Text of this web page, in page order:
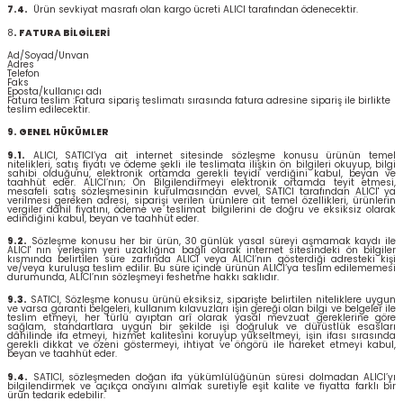
7.4. Ürün sevkiyat masrafı olan kargo ücreti ALICI tarafından ödenecektir.
8. FATURA BİLGİLERİ
Ad/Soyad/Unvan
Adres
Telefon
Faks
Eposta/kullanıcı adı
Fatura teslim :Fatura sipariş teslimatı sırasında fatura adresine sipariş ile birlikte
teslim edilecektir.
9. GENEL HÜKÜMLER
9.1. ALICI, SATICI’ya ait internet sitesinde sözleşme konusu ürünün temel
nitelikleri, satış fiyatı ve ödeme şekli ile teslimata ilişkin ön bilgileri okuyup, bilgi
sahibi olduğunu, elektronik ortamda gerekli teyidi verdiğini kabul, beyan ve
taahhüt eder. ALICI’nın; Ön Bilgilendirmeyi elektronik ortamda teyit etmesi,
mesafeli satış sözleşmesinin kurulmasından evvel, SATICI tarafından ALICI' ya
verilmesi gereken adresi, siparişi verilen ürünlere ait temel özellikleri, ürünlerin
vergiler dâhil fiyatını, ödeme ve teslimat bilgilerini de doğru ve eksiksiz olarak
edindiğini kabul, beyan ve taahhüt eder.
9.2. Sözleşme konusu her bir ürün, 30 günlük yasal süreyi aşmamak kaydı ile
ALICI' nın yerleşim yeri uzaklığına bağlı olarak internet sitesindeki ön bilgiler
kısmında belirtilen süre zarfında ALICI veya ALICI’nın gösterdiği adresteki kişi
ve/veya kuruluşa teslim edilir. Bu süre içinde ürünün ALICI’ya teslim edilememesi
durumunda, ALICI’nın sözleşmeyi feshetme hakkı saklıdır.
9.3. SATICI, Sözleşme konusu ürünü eksiksiz, siparişte belirtilen niteliklere uygun
ve varsa garanti belgeleri, kullanım kılavuzları işin gereği olan bilgi ve belgeler ile
teslim etmeyi, her türlü ayıptan arî olarak yasal mevzuat gereklerine göre
sağlam, standartlara uygun bir şekilde işi doğruluk ve dürüstlük esasları
dâhilinde ifa etmeyi, hizmet kalitesini koruyup yükseltmeyi, işin ifası sırasında
gerekli dikkat ve özeni göstermeyi, ihtiyat ve öngörü ile hareket etmeyi kabul,
beyan ve taahhüt eder.
9.4. SATICI, sözleşmeden doğan ifa yükümlülüğünün süresi dolmadan ALICI’yı
bilgilendirmek ve açıkça onayını almak suretiyle eşit kalite ve fiyatta farklı bir
ürün tedarik edebilir.